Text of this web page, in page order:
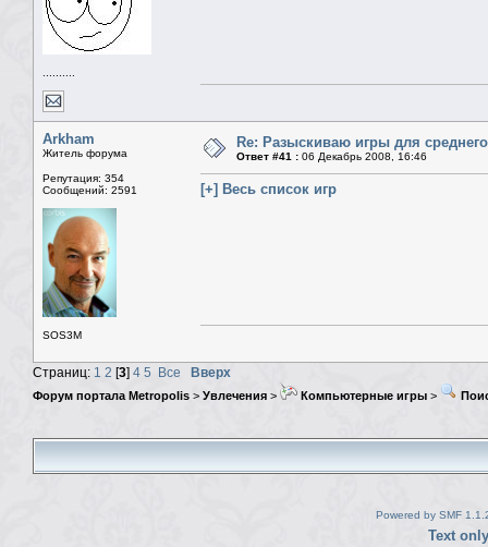
..........
Arkham
Житель форума
Репутация: 354
Сообщений: 2591
SOS3M
Re: Разыскиваю игры для
Ответ #41 : 06 Декабрь 2008, 16:46
[+] Весь список игр
Страниц: 1 2 [3] 4 5 Все Вверх
Форум портала Metropolis > Увлечения > Компьютерные игры >
Powered by SMF
Text